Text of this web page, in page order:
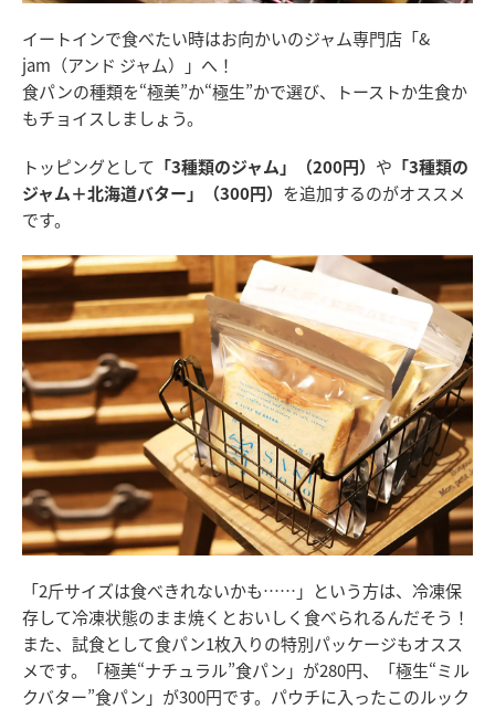
イートインで食べたい時はお向かいのジャム専門店「&
jam（アンド ジャム）」へ！
食パンの種類を“極美”か“極生”かで選び、トーストか生食か
もチョイスしましょう。
トッピングとして 「3種類のジャム」（200円） や 「3種類の
ジャム＋北海道バター」（300円） を追加するのがオススメ
です。
「2斤サイズは食べきれないかも……」という方は、冷凍保
存して冷凍状態のまま焼くとおいしく食べられるんだそう！
また、試食として食パン1枚入りの特別パッケージもオスス
メです。「極美“ナチュラル”食パン」が280円、「極生“ミル
クバター”食パン」が300円です。パウチに入ったこのルック